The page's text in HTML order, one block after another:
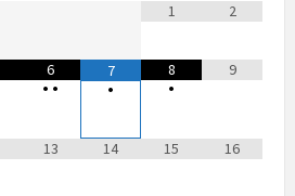
1
2
6
• •
7
•
8
•
9
13 14 15 16